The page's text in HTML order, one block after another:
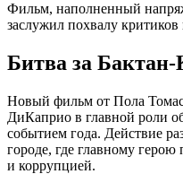
Фильм, наполненный
заслужил похвалу критиков
Битва за Бактан-
Новый фильм от Пола
ДиКаприо в главной роли
событием года. Действие
городе, где главному герою
и коррупцией.